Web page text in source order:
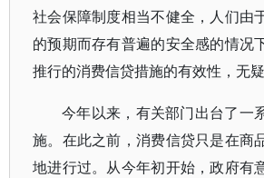
社会保障制度相当不健全，人们由
的预期而存有普遍的安全感的情况
推行的消费信贷措施的有效性，无疑
今年以来，有关部门出台了一
施。在此之前，消费信贷只是在商
地进行过。从今年初开始，政府有